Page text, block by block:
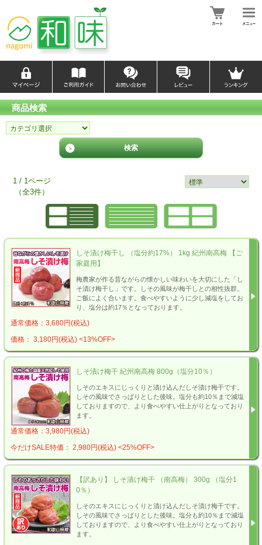
商品検索
1 / 1ページ
（全3件）
しそ漬け梅干し （塩分約17%） 1kg 紀州南高梅 【ご
家庭用】
梅農家が作る昔ながらの懐かしい味わいを大切にした「し
そ漬け梅干し」です。しその風味が梅干しとの相性抜群。
ご飯によく合います。食べやすいように少し減塩をしてお
り、塩分は約17％となっております。
通常価格：3,680円(税込)
価格： 3,180円(税込) <13%OFF>
しそ漬け梅干 紀州南高梅 800g（塩分10％）
しそのエキスにじっくりと漬け込んだしそ漬け梅干です。
しその風味でさっぱりとした後味。塩分も約10％まで減塩
しておりますので、より食べやすい仕上がりとなっており
ます。
通常価格：3,980円(税込)
今だけSALE特価： 2,980円(税込) <25%OFF>
【訳あり】 しそ漬け梅干 （南高梅） 300g （塩分1
0％）
しそのエキスにじっくりと漬け込んだしそ漬け梅干です。
しその風味でさっぱりとした後味。塩分も約10％まで減塩
しておりますので、より食べやすい仕上がりとなっており
ます。